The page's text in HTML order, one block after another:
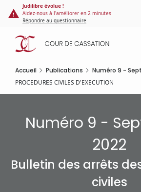
Panneau de gestion des cookies
contenu
principal
Judilibre évolue !
Aidez-nous à l'améliorer en 2 minutes
Répondre au questionnaire
Accueil Publications Numéro 9 -
PROCEDURES CIVILES D'EXECUTION
Numéro 9 -
2022
Bulletin des arrêts
civiles